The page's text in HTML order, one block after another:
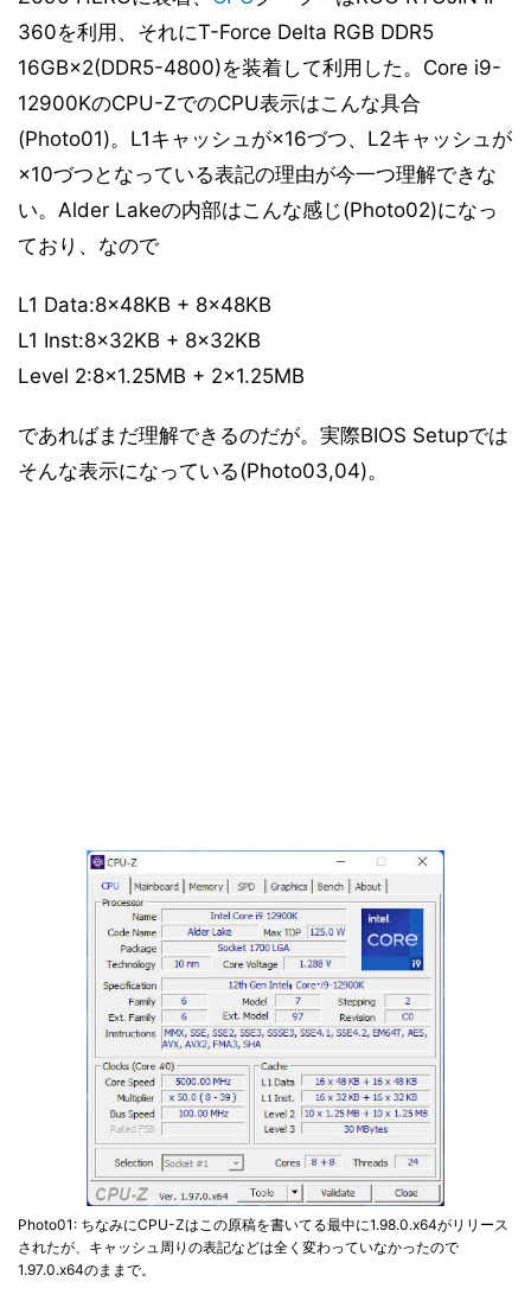
360を利用、それにT-Force Delta RGB DDR5
16GB×2(DDR5-4800)を装着して利用した。Core i9-
12900KのCPU-ZでのCPU表示はこんな具合
(Photo01)。L1キャッシュが×16づつ、L2キャッシュが
×10づつとなっている表記の理由が今一つ理解できな
い。Alder Lakeの内部はこんな感じ(Photo02)になっ
ており、なので
L1 Data:8×48KB + 8×48KB
L1 Inst:8×32KB + 8×32KB
Level 2:8×1.25MB + 2×1.25MB
であればまだ理解できるのだが。実際BIOS Setupでは
そんな表示になっている(Photo03,04)。
Photo01: ちなみにCPU-Zはこの原稿を書いてる最中に1.98.0.x64がリリース
されたが、キャッシュ周りの表記などは全く変わっていなかったので
1.97.0.x64のままで。